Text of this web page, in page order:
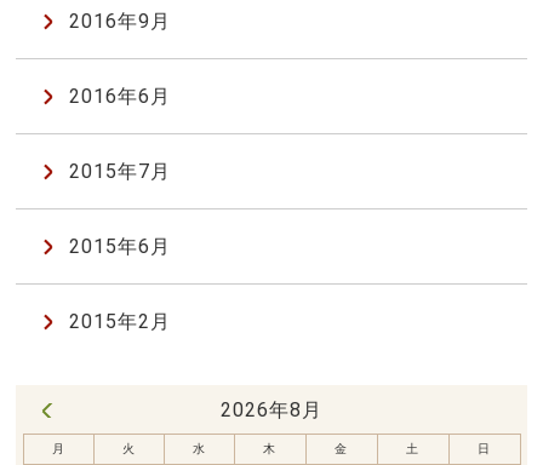
2016年9月
2016年6月
2015年7月
2015年6月
2015年2月
2026年8月
月 火 水 木 金 土 日